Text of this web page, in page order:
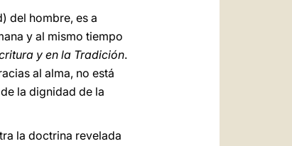
del hombre, es a
y al mismo tiempo
y en la Tradición.
al alma, no está
la dignidad de la
la doctrina revelada